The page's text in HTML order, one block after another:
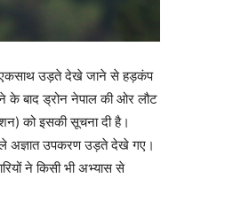
एकसाथ उड़ते देखे जाने से हड़कंप
के बाद ड्रोन नेपाल की ओर लौट
को इसकी सूचना दी है।
अज्ञात उपकरण उड़ते देखे गए।
ने किसी भी अभ्यास से